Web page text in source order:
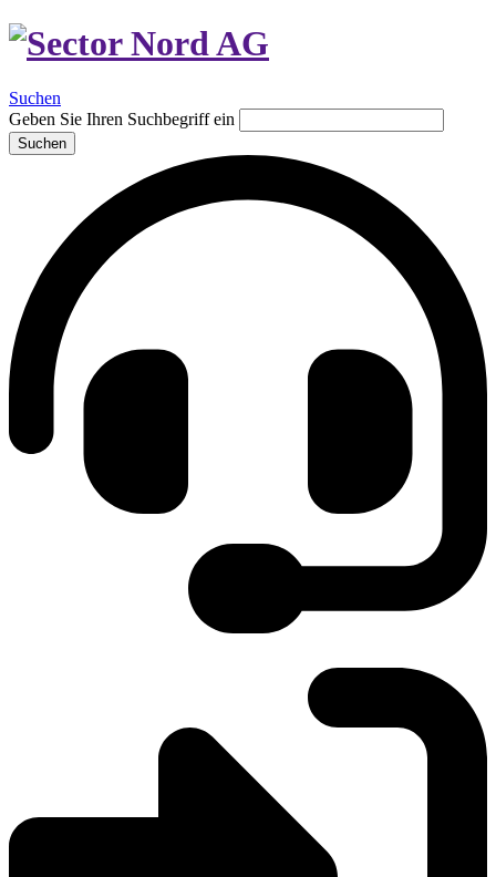
Suchen
Geben Sie Ihren Suchbegriff ein
Suchen